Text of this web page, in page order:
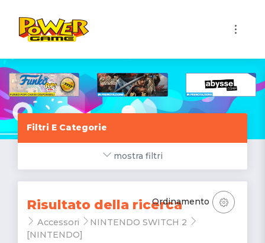
Filtri E Categorie
mostra filtri
Risultato della ricerca
Accessori
NINTENDO SWITCH 2
[NINTENDO]
Ordinamento